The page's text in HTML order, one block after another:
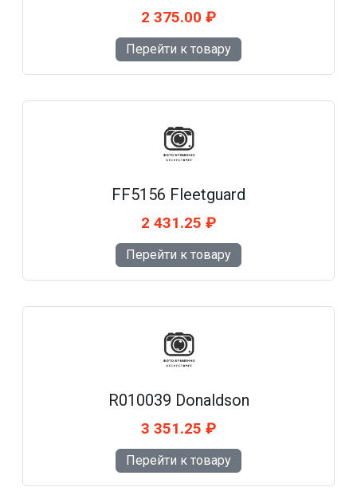
2 375.00 ₽
Перейти к товару
FF5156 Fleetguard
2 431.25 ₽
Перейти к товару
R010039 Donaldson
3 351.25 ₽
Перейти к товару